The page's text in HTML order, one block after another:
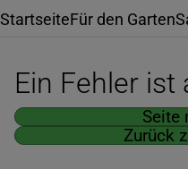
StartseiteFür den Garten
Ein Fehler
Seite
Zurück